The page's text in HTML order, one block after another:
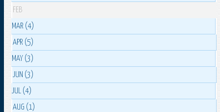
FEB
MAR (4)
APR (5)
MAY (3)
JUN (3)
JUL (4)
AUG (1)